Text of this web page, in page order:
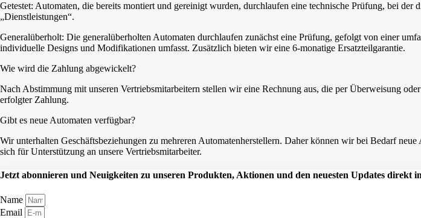
Getestet: Automaten, die bereits montiert und gereinigt wurden, durchlaufen eine technische Prüfung, bei
„Dienstleistungen“.
Generalüberholt: Die generalüberholten Automaten durchlaufen zunächst eine Prüfung, gefolgt von einer
individuelle Designs und Modifikationen umfasst. Zusätzlich bieten wir eine 6-monatige Ersatzteilgarantie.
Wie wird die Zahlung abgewickelt?
Nach Abstimmung mit unseren Vertriebsmitarbeitern stellen wir eine Rechnung aus, die per Überweisung
erfolgter Zahlung.
Gibt es neue Automaten verfügbar?
Wir unterhalten Geschäftsbeziehungen zu mehreren Automatenherstellern. Daher können wir bei Bedarf
sich für Unterstützung an unsere Vertriebsmitarbeiter.
Jetzt abonnieren und Neuigkeiten zu unseren Produkten, Aktionen und den neuesten Updates direkt
Name
Email